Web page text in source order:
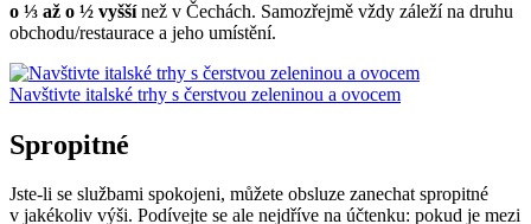
o ⅓ až o ½ vyššínež v Čechách. Samozřejmě vždy záleží na druhu
obchodu/restaurace a jeho umístění.
Navštivte italské trhy s čerstvou zeleninou a ovocem
Spropitné
Jste-li se službami spokojeni, můžete obsluze zanechat spropitné
v jakékoliv výši. Podívejte se ale nejdříve na účtenku: pokud je mezi